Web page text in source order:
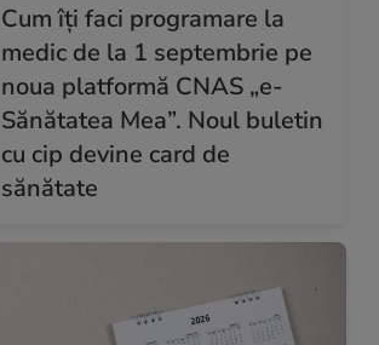
Cum îți faci programare la
medic de la 1 septembrie pe
noua platformă CNAS „e-
Sănătatea Mea”. Noul buletin
cu cip devine card de
sănătate